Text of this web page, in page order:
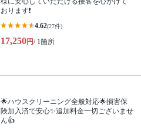
おります❗️
4.62(27件)
17,250円/ 1箇所
🌟ハウスクリーニング全般対応🌟損害保
険加入済で安心✨追加料金一切ございませ
ん👍